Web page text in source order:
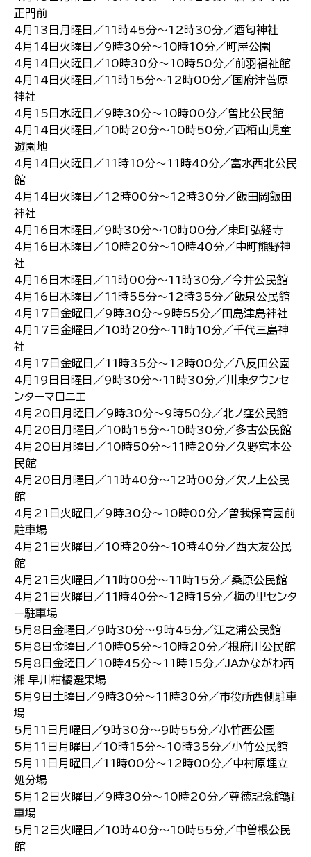
正門前
4月13日月曜日／11時45分～12時30分／酒匂神社
4月14日火曜日／9時30分～10時10分／町屋公園
4月14日火曜日／10時30分～10時50分／前羽福祉館
4月14日火曜日／11時15分～12時00分／国府津菅原
神社
4月15日水曜日／9時30分～10時00分／曽比公民館
4月14日火曜日／10時20分～10時50分／西栢山児童
遊園地
4月14日火曜日／11時10分～11時40分／富水西北公民
館
4月14日火曜日／12時00分～12時30分／飯田岡飯田
神社
4月16日木曜日／9時30分～10時00分／東町弘経寺
4月16日木曜日／10時20分～10時40分／中町熊野神
社
4月16日木曜日／11時00分～11時30分／今井公民館
4月16日木曜日／11時55分～12時35分／飯泉公民館
4月17日金曜日／9時30分～9時55分／田島津島神社
4月17日金曜日／10時20分～11時10分／千代三島神
社
4月17日金曜日／11時35分～12時00分／八反田公園
4月19日日曜日／9時30分～11時30分／川東タウンセ
ンターマロニエ
4月20日月曜日／9時30分～9時50分／北ノ窪公民館
4月20日月曜日／10時15分～10時30分／多古公民館
4月20日月曜日／10時50分～11時20分／久野宮本公
民館
4月20日月曜日／11時40分～12時00分／欠ノ上公民
館
4月21日火曜日／9時30分～10時00分／曽我保育園前
駐車場
4月21日火曜日／10時20分～10時40分／西大友公民
館
4月21日火曜日／11時00分～11時15分／桑原公民館
4月21日火曜日／11時40分～12時15分／梅の里センタ
ー駐車場
5月8日金曜日／9時30分～9時45分／江之浦公民館
5月8日金曜日／10時05分～10時20分／根府川公民館
5月8日金曜日／10時45分～11時15分／JAかながわ西
湘 早川柑橘選果場
5月9日土曜日／9時30分～11時30分／市役所西側駐車
場
5月11日月曜日／9時30分～9時55分／小竹西公園
5月11日月曜日／10時15分～10時35分／小竹公民館
5月11日月曜日／11時00分～12時00分／中村原埋立
処分場
5月12日火曜日／9時30分～10時20分／尊徳記念館駐
車場
5月12日火曜日／10時40分～10時55分／中曽根公民
館